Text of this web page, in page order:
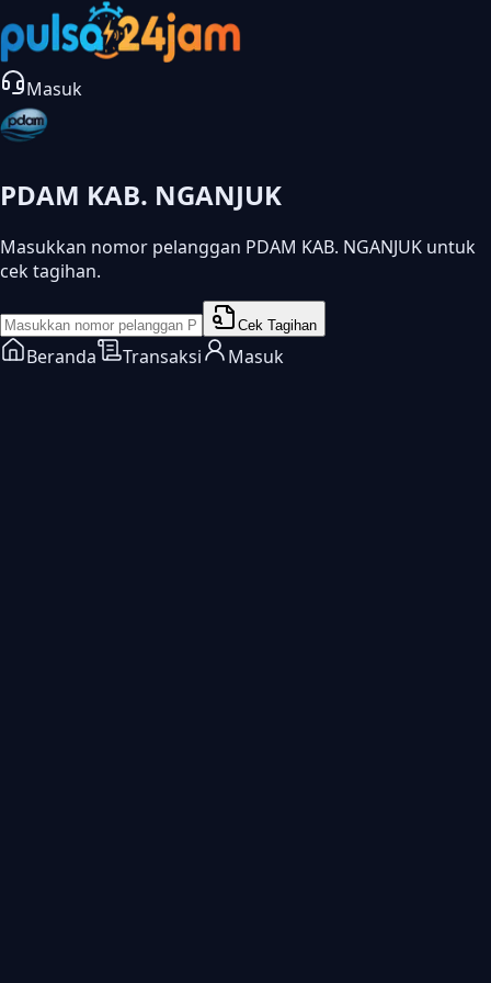
Masuk
PDAM KAB. NGANJUK
Masukkan nomor pelanggan PDAM KAB. NGANJUK untuk
cek tagihan.
Cek Tagihan
Beranda Transaksi Masuk